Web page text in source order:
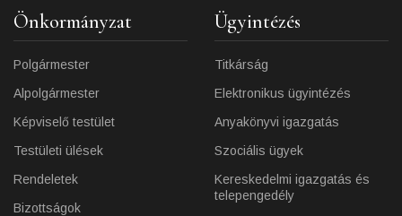
Önkormányzat
Polgármester
Alpolgármester
Képviselő testület
Testületi ülések
Rendeletek
Bizottságok
Ügyintézés
Titkárság
Elektronikus ügyintézés
Anyakönyvi igazgatás
Szociális ügyek
Kereskedelmi igazgatás és
telepengedély